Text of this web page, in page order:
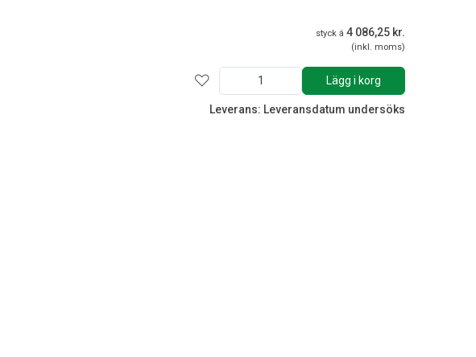
styck á 4 086,25 kr.
(inkl. moms)
Lägg i korg
Leverans: Leveransdatum undersöks